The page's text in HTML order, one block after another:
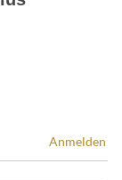
Anmelden